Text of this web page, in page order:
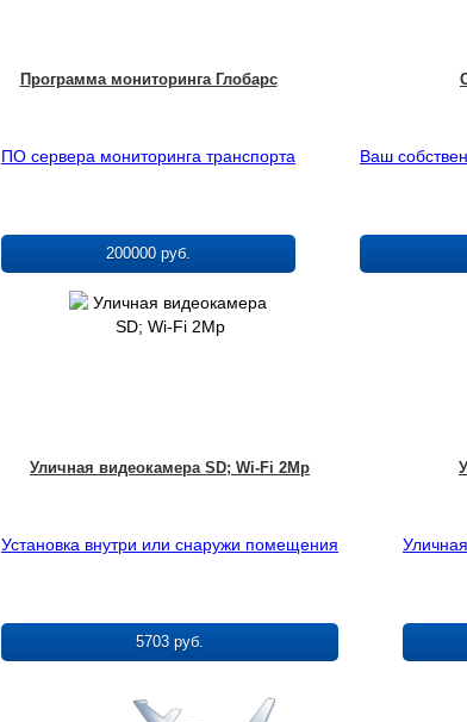
Программа мониторинга Глобарс
ПО сервера мониторинга транспорта
200000 руб.
Ваш
Уличная видеокамера SD; Wi-Fi 2Mp
Установка внутри или снаружи помещения
5703 руб.